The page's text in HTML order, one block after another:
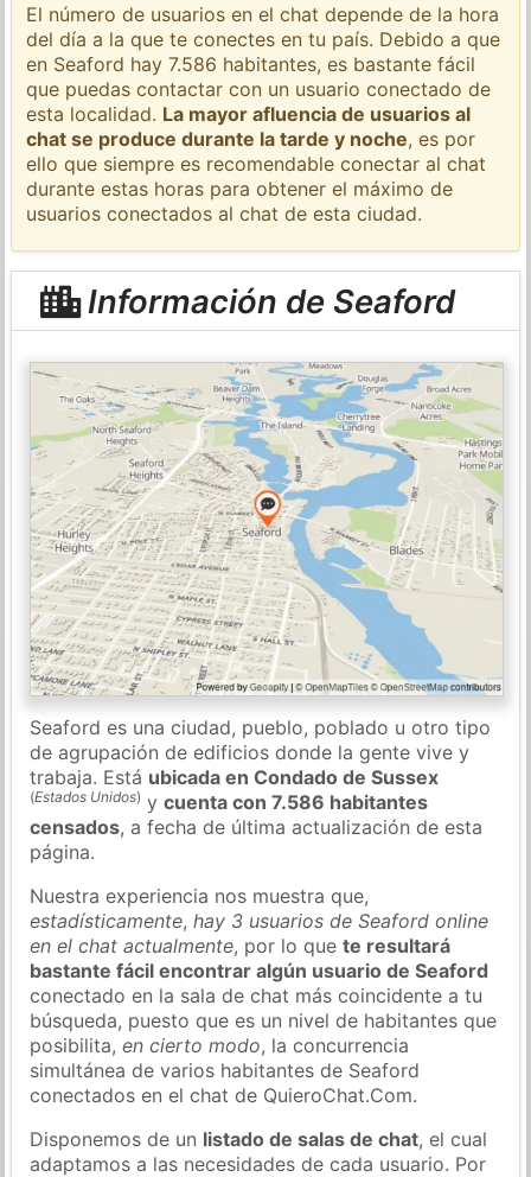
El número de usuarios en el chat depende de la hora
del día a la que te conectes en tu país. Debido a que
en Seaford hay 7.586 habitantes, es bastante fácil
que puedas contactar con un usuario conectado de
esta localidad. La mayor afluencia de usuarios al
chat se produce durante la tarde y noche, es por
ello que siempre es recomendable conectar al chat
durante estas horas para obtener el máximo de
usuarios conectados al chat de esta ciudad.
Información de Seaford
Seaford es una ciudad, pueblo, poblado u otro tipo
de agrupación de edificios donde la gente vive y
trabaja. Está ubicada en Condado de Sussex
(Estados Unidos) ycuenta con 7.586 habitantes
censados, a fecha de última actualización de esta
página.
Nuestra experiencia nos muestra que,
estadísticamente,hay 3 usuarios de Seaford online
en el chat actualmente, por lo quete resultará
bastante fácil encontrar algún usuario de Seaford
conectado en la sala de chat más coincidente a tu
búsqueda, puesto que es un nivel de habitantes que
posibilita,en cierto modo, la concurrencia
simultánea de varios habitantes de Seaford
conectados en el chat de QuieroChat.Com.
Disponemos de un listado de salas de chat, el cual
adaptamos a las necesidades de cada usuario. Por